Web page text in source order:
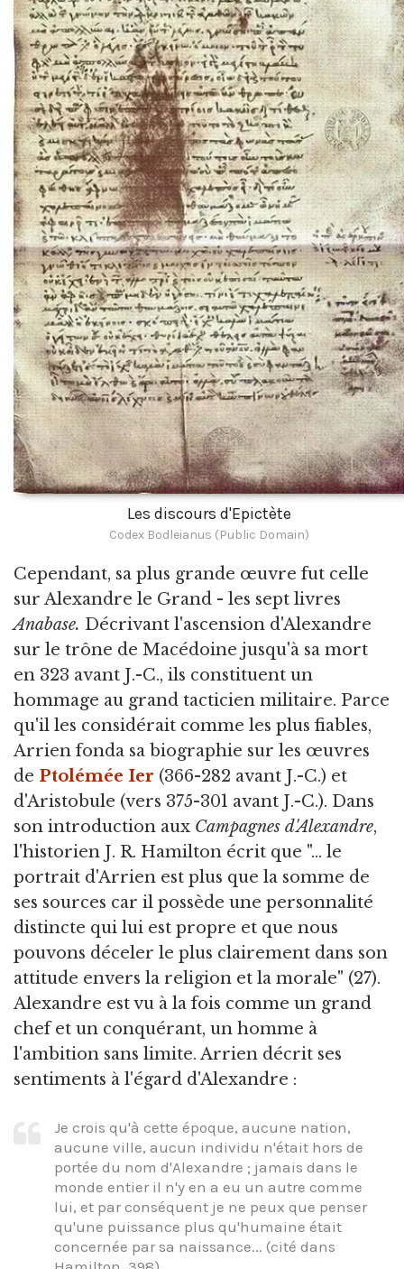
Les discours d'Epictète
Codex Bodleianus (Public Domain)
Cependant, sa plus grande œuvre fut celle
sur Alexandre le Grand - les sept livres
Anabase. Décrivant l'ascension d'Alexandre
sur le trône de Macédoine jusqu'à sa mort
en 323 avant J.-C., ils constituent un
hommage au grand tacticien militaire. Parce
qu'il les considérait comme les plus fiables,
Arrien fonda sa biographie sur les œuvres
de Ptolémée Ier (366-282 avant J.-C.) et
d'Aristobule (vers 375-301 avant J.-C.). Dans
son introduction aux Campagnes d'Alexandre,
l'historien J. R. Hamilton écrit que "... le
portrait d'Arrien est plus que la somme de
ses sources car il possède une personnalité
distincte qui lui est propre et que nous
pouvons déceler le plus clairement dans son
attitude envers la religion et la morale" (27).
Alexandre est vu à la fois comme un grand
chef et un conquérant, un homme à
l'ambition sans limite. Arrien décrit ses
sentiments à l'égard d'Alexandre :
Je crois qu'à cette époque, aucune nation,
aucune ville, aucun individu n'était hors de
portée du nom d'Alexandre ; jamais dans le
monde entier il n'y en a eu un autre comme
lui, et par conséquent je ne peux que penser
qu'une puissance plus qu'humaine était
concernée par sa naissance... (cité dans